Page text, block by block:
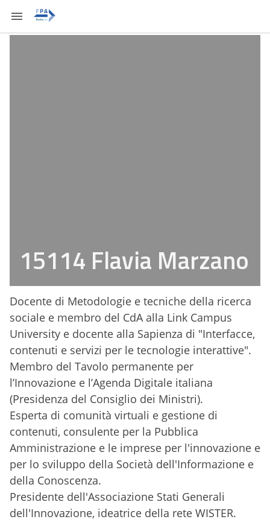
15114 Flavia Marzano
Docente di Metodologie e tecniche della ricerca
sociale e membro del CdA alla Link Campus
University e docente alla Sapienza di "Interfacce,
contenuti e servizi per le tecnologie interattive".
Membro del Tavolo permanente per
l’Innovazione e l’Agenda Digitale italiana
(Presidenza del Consiglio dei Ministri).
Esperta di comunità virtuali e gestione di
contenuti, consulente per la Pubblica
Amministrazione e le imprese per l'innovazione e
per lo sviluppo della Società dell'Informazione e
della Conoscenza.
Presidente dell'Associazione Stati Generali
dell'Innovazione, ideatrice della rete WISTER.